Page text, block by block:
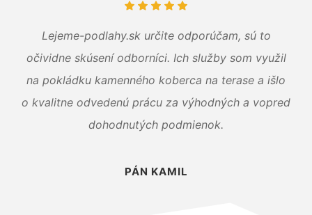
Lejeme-podlahy.sk určite odporúčam, sú to
očividne skúsení odborníci. Ich služby som využil
na pokládku kamenného koberca na terase a išlo
o kvalitne odvedenú prácu za výhodných a vopred
dohodnutých podmienok.
PÁN KAMIL